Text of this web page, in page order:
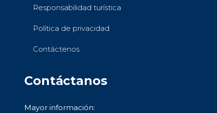
Responsabilidad turística
Política de privacidad
Contáctenos
Contáctanos
Mayor información: